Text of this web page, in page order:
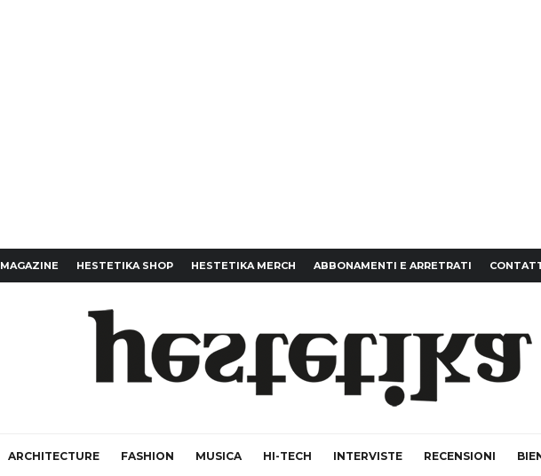
MAGAZINE HESTETIKA SHOP HESTETIKA MERCH ABBONAMENTI E ARRETRATI
ARCHITECTURE FASHION MUSICA HI-TECH INTERVISTE RECENSIONI